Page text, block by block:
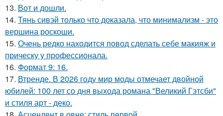
13. Вот и дошли.
14. Тянь сивэй только что доказала, что минимализм - это
вершина роскоши.
15. Очень редко находится повод сделать себе макияж и
прическу у профессионала.
16. Формат 9: 16.
17. Втренде. В 2026 году мир моды отмечает двойной
юбилей: 100 лет со дня выхода романа "Великий Гэтсби"
и стиля арт - деко.